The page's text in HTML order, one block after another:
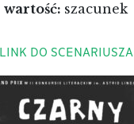
wartość: szacunek
LINK DO SCENARIUSZA